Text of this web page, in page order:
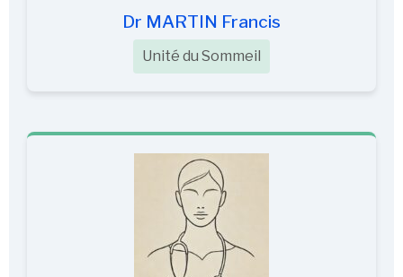
Dr MARTIN Francis
Unité du Sommeil